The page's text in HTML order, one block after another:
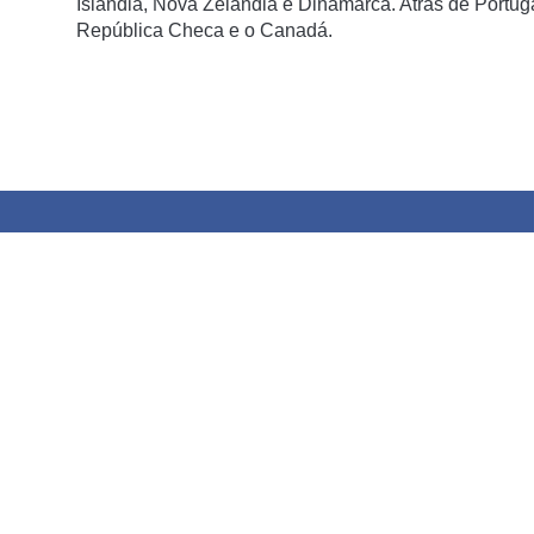
Islândia, Nova Zelândia e Dinamarca. Atrás de
República Checa e o Canadá.